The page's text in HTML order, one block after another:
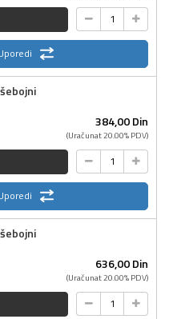
384,00Din
(Uračunat 20.00% PDV)
636,00Din
(Uračunat 20.00% PDV)